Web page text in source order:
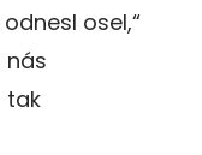
osel,“
nás
tak